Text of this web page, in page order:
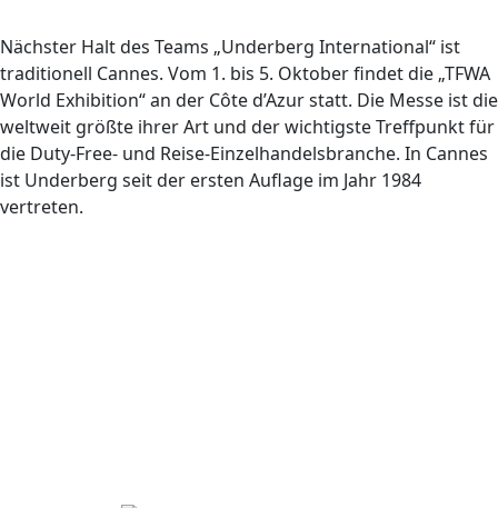
Nächster Halt des Teams „Underberg International“ ist
traditionell Cannes. Vom 1. bis 5. Oktober findet die „TFWA
World Exhibition“ an der Côte d’Azur statt. Die Messe ist die
weltweit größte ihrer Art und der wichtigste Treffpunkt für
die Duty-Free- und Reise-Einzelhandelsbranche. In Cannes
ist Underberg seit der ersten Auflage im Jahr 1984
vertreten.